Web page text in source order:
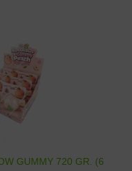
GUMMY 720 GR. (6